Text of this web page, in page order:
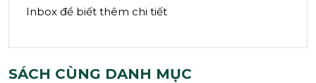
Inbox để biết thêm chi tiết
SÁCH CÙNG DANH MỤC